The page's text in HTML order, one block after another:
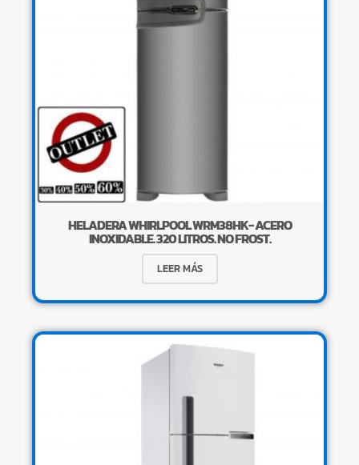
HELADERA WHIRLPOOL WRM38HK- ACERO
INOXIDABLE. 320 LITROS. NO FROST.
LEER MÁS